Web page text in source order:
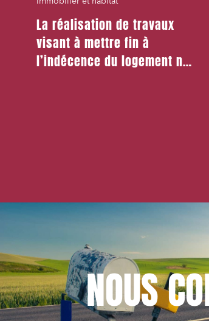
La réalisation de travaux
visant à mettre fin à
l’indécence du logement ne
NOUS